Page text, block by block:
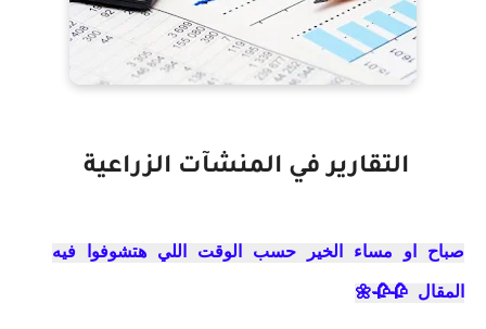
التقارير في المنشآت الزراعية
صباح او مساء الخير حسب الوقت اللي هتشوفوا فيه
المقال 🥀🥀🌼